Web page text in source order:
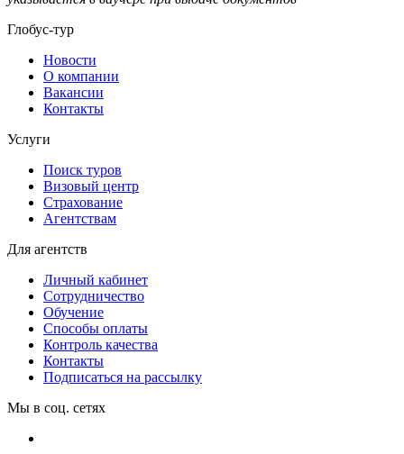
Глобус-тур
Новости
О компании
Вакансии
Контакты
Услуги
Поиск туров
Визовый центр
Страхование
Агентствам
Для агентств
Личный кабинет
Сотрудничество
Обучение
Способы оплаты
Контроль качества
Контакты
Подписаться на рассылку
Мы в соц. сетях